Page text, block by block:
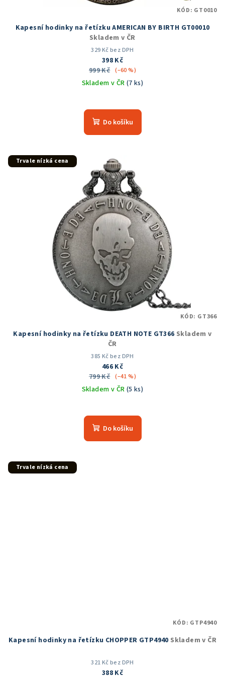
Kapesní hodinky na řetízku AMERICAN BY BIRTH GT00010
Skladem v ČR
329 Kč bez DPH
398 Kč
999 Kč (–60 %)
Skladem v ČR (7 ks)
hodnocení
produktu
5
hvězdiček.
Do košíku
KÓD: GT0010
Trvale nízká cena
Kapesní hodinky na řetízku DEATH NOTE GT366 Skladem v
ČR
385 Kč bez DPH
466 Kč
799 Kč (–41 %)
Skladem v ČR (5 ks)
hodnocení
produktu
Do košíku
KÓD: GT366
Trvale nízká cena
Kapesní hodinky na řetízku CHOPPER GTP4940 Skladem v ČR
321 Kč bez DPH
388 Kč
KÓD: GTP4940